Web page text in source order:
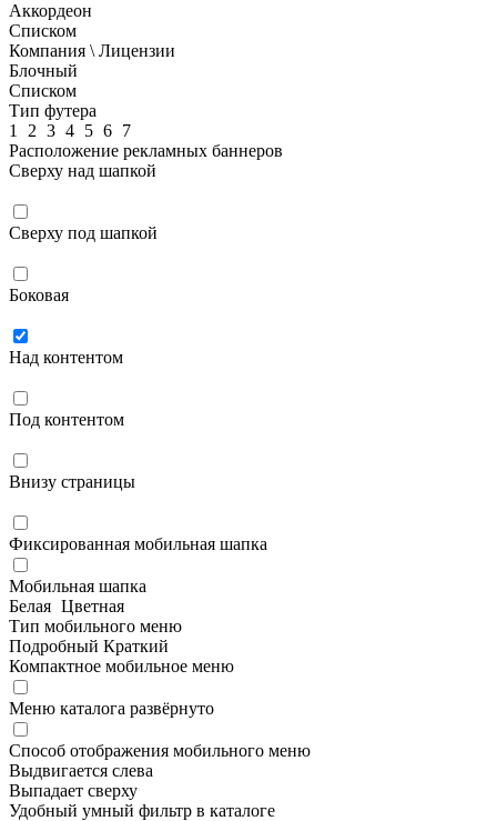
Аккордеон
Списком
Компания \ Лицензии
Блочный
Списком
Тип футера
1
2 3 4 5 6 7
Расположение рекламных баннеров
Сверху над шапкой
Сверху под шапкой
Боковая
Над контентом
Под контентом
Внизу страницы
Фиксированная мобильная шапка
Мобильная шапка
Белая Цветная
Тип мобильного меню
Подробный Краткий
Компактное мобильное меню
Меню каталога развёрнуто
Способ отображения мобильного меню
Выдвигается слева
Выпадает сверху
Удобный умный фильтр в каталоге